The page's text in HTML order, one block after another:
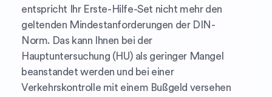
entspricht Ihr Erste-Hilfe-Set nicht mehr den
geltenden Mindestanforderungen der DIN-
Norm. Das kann Ihnen bei der
Hauptuntersuchung (HU) als geringer Mangel
beanstandet werden und bei einer
Verkehrskontrolle mit einem Bußgeld versehen